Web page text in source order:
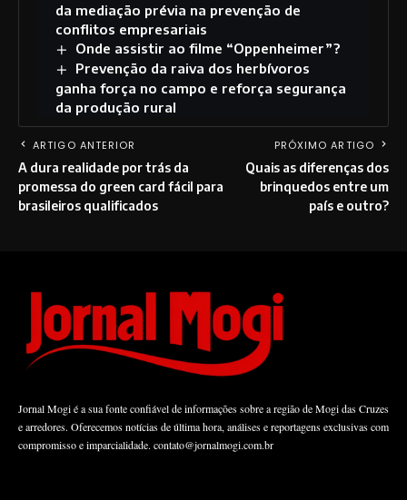
da mediação prévia na prevenção de
conflitos empresariais
Onde assistir ao filme “Oppenheimer”?
Prevenção da raiva dos herbívoros
ganha força no campo e reforça segurança
da produção rural
ARTIGO ANTERIOR
A dura realidade por trás da
promessa do green card fácil para
brasileiros qualificados
PRÓXIMO ARTIGO
Quais as diferenças dos
brinquedos entre um
país e outro?
Jornal Mogi é a sua fonte confiável de informações sobre a região de Mogi das Cruzes
e arredores. Oferecemos notícias de última hora, análises e reportagens exclusivas com
compromisso e imparcialidade. contato@jornalmogi.com.br